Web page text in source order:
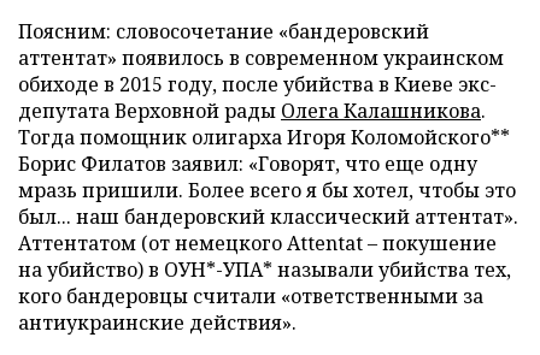
Поясним: словосочетание «бандеровский
аттентат» появилось в современном украинском
обиходе в 2015 году, после убийства в Киеве экс-
депутата Верховной рады Олега Калашникова.
Тогда помощник олигарха Игоря Коломойского**
Борис Филатов заявил: «Говорят, что еще одну
мразь пришили. Более всего я бы хотел, чтобы это
был... наш бандеровский классический аттентат».
Аттентатом (от немецкого Attentat – покушение
на убийство) в ОУН*-УПА* называли убийства тех,
кого бандеровцы считали «ответственными за
антиукраинские действия».